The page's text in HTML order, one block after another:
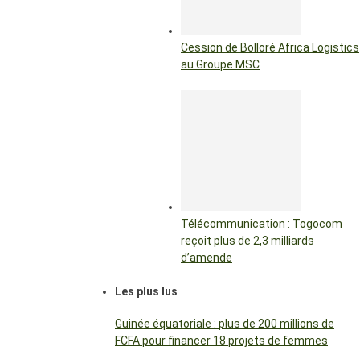
Cession de Bolloré Africa Logistics
au Groupe MSC
Télécommunication : Togocom
reçoit plus de 2,3 milliards
d’amende
Les plus lus
Guinée équatoriale : plus de 200 millions de
FCFA pour financer 18 projets de femmes